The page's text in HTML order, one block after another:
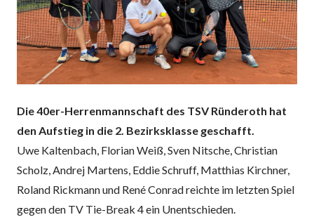
Die 40er-Herrenmannschaft des TSV Ründeroth hat
den Aufstieg in die 2. Bezirksklasse geschafft.
Uwe Kaltenbach, Florian Weiß, Sven Nitsche, Christian
Scholz, Andrej Martens, Eddie Schruff, Matthias Kirchner,
Roland Rickmann und René Conrad reichte im letzten Spiel
gegen den TV Tie-Break 4 ein Unentschieden.